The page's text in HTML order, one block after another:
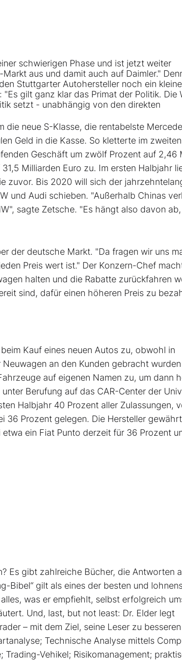
schwierigen Phase und ist jetzt weiter
aus und damit auch auf Daimler."
Stuttgarter Autohersteller noch ein
gilt ganz klar das Primat der Politik. Die
setzt - unabhängig von den direkten
die neue S-Klasse, die rentabelste
Geld in die Kasse. So kletterte im
Geschäft um zwölf Prozent auf 2,46
Milliarden Euro zu. Im ersten Halbjahr
zuvor. Bis 2020 will sich der
und Audi schieben. "Außerhalb Chinas
sagte Zetsche. "Es hängt also davon
der deutsche Markt. "Da fragen wir uns
Preis wert ist." Der Konzern-Chef
halten und die Rabatte zurückfahren
sind, dafür einen höheren Preis zu
Kauf eines neuen Autos zu, obwohl in
an den Kunden gebracht
auf eigenen Namen zu, um dann
Berufung auf das CAR-Center der
Halbjahr 40 Prozent aller Zulassungen,
36 Prozent gelegen. Die Hersteller
ein Fiat Punto derzeit für 36 Prozent
Es gibt zahlreiche Bücher, die Antworten
Bibel“ gilt als eines der besten und
was er empfiehlt, selbst erfolgreich
Und, last, but not least: Dr. Elder legt
– mit dem Ziel, seine Leser zu
Technische Analyse mittels
Vehikel; Risikomanagement;